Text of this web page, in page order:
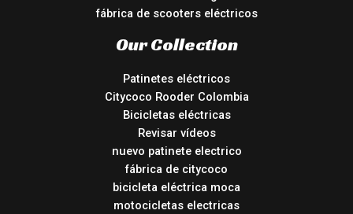
fábrica de scooters eléctricos
Our Collection
Patinetes eléctricos
Citycoco Rooder Colombia
Bicicletas eléctricas
Revisar vídeos
nuevo patinete electrico
fábrica de citycoco
bicicleta eléctrica moca
motocicletas electricas